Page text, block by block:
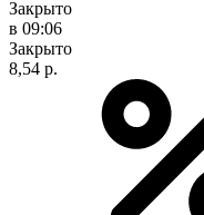
Закрыто
в 09:06
Закрыто
8,54 р.